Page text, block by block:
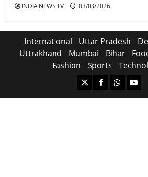
INDIA NEWS TV 03/08/2026
International Uttar Pradesh
Uttrakhand
Mumbai Bihar
Fashion
Sports
https://x.com
facebook.com
https:/